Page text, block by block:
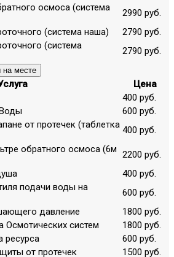
осмоса (система
2990 руб.
(система наша)
2790 руб.
(система
2790 руб.
на месте
Цена
400 руб.
600 руб.
от протечек (таблетка 400 руб.
обратного осмоса (6м 2200 руб.
400 руб.
подачи воды на
600 руб.
давление
1800 руб.
Осмотических систем
1800 руб.
ресурса
600 руб.
от протечек
1500 руб.